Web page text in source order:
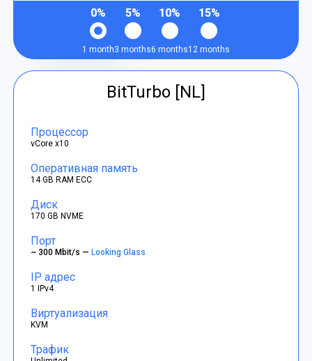
0%
1 month
5%
3 months
10%
6 months
15%
12 months
BitTurbo [NL]
Процессор
vCore x10
Оперативная память
14 GB RAM ECC
Диск
170 GB NVME
Порт
~ 300 Mbit/s —Looking Glass
IP адрес
1 IPv4
Виртуализация
KVM
Трафик